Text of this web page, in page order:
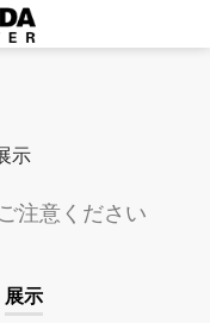
示
注意ください
展示